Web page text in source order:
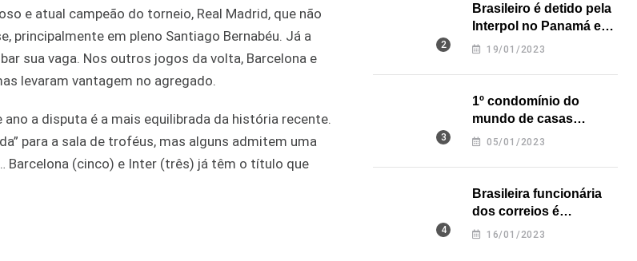
e atual campeão do torneio, Real Madrid, que não
em pleno Santiago Bernabéu. Já a
sua vaga. Nos outros jogos da volta, Barcelona e
levaram vantagem no agregado.
a disputa é a mais equilibrada da história recente.
para a sala de troféus, mas alguns admitem uma
(cinco) e Inter (três) já têm o título que
Brasileiro é detido pela
Interpol no Panamá e
pode pegar prisão
19/01/2023
1º condomínio do
mundo de casas
impressas em 3D é
05/01/2023
Brasileira funcionária
dos correios é
assassinada a facadas
16/01/2023